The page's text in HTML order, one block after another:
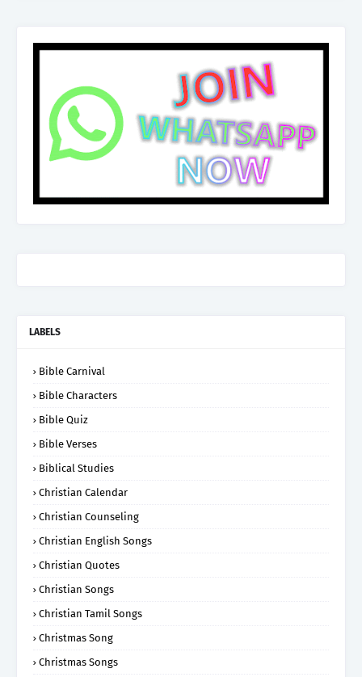
LABELS
Bible Carnival
Bible Characters
Bible Quiz
Bible Verses
Biblical Studies
Christian Calendar
Christian Counseling
Christian English Songs
Christian Quotes
Christian Songs
Christian Tamil Songs
Christmas Song
Christmas Songs